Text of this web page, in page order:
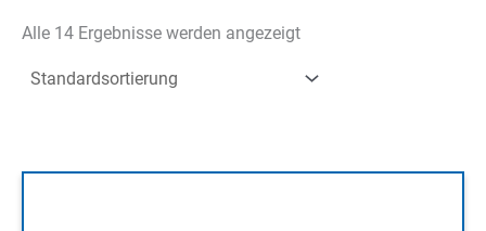
Alle 14 Ergebnisse werden angezeigt